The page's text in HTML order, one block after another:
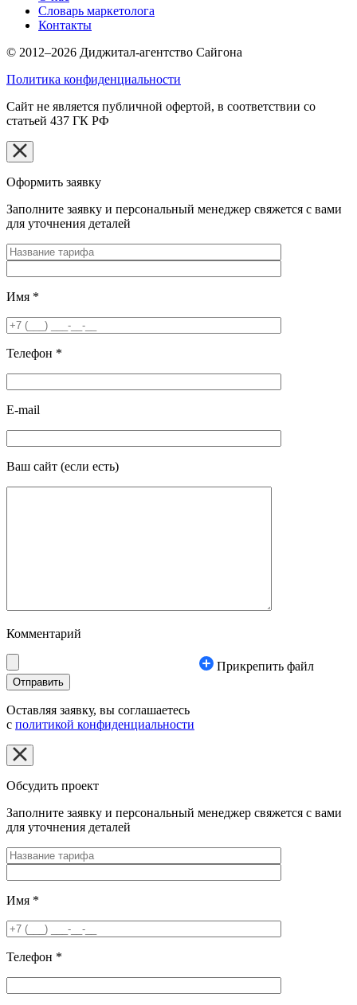
Словарь маркетолога
Контакты
© 2012–2026 Диджитал-агентство Сайгона
Политика конфиденциальности
Сайт не является публичной офертой, в соответствии со
статьей 437 ГК РФ
Оформить заявку
Заполните заявку и персональный менеджер свяжется с вами
для уточнения деталей
Имя *
Телефон *
E-mail
Ваш сайт (если есть)
Комментарий
Прикрепить файл
Оставляя заявку, вы соглашаетесь
с политикой конфиденциальности
Обсудить проект
Заполните заявку и персональный менеджер свяжется с вами
для уточнения деталей
Имя *
Телефон *